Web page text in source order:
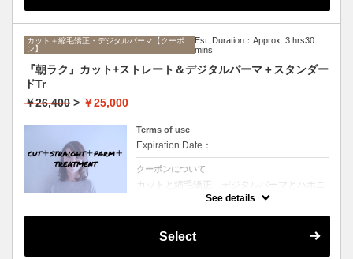
カット＋縮毛矯正・デジタルパーマ【クーポ
ン】
Est. Duration：Approx. 3 hrs30
mins
『朝ラク』カット+ストレート＆デジタルパーマ＋スタンダー
ドTr
￥26,400 > ￥25,000
Terms of use
Expiration Date：
クーポンについて
カットと縮毛矯正、デジタルパーマとハホニ
コTrのセットメニュー。ボリュームは抑えて
を楽にしたい方にオススメ☆ロング料金な
See details
Select